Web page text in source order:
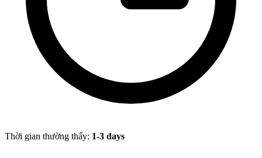
Thời gian thường thấy: 1-3 days